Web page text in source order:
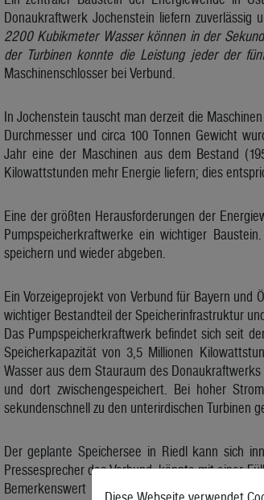
Donaukraftwerk Jochenstein liefern
2200 Kubikmeter Wasser können in der
der Turbinen konnte die Leistung jeder der
Maschinenschlosser bei Verbund.
In Jochenstein tauscht man derzeit die
Durchmesser und circa 100 Tonnen Gewicht
Jahr eine der Maschinen aus dem Bestand
Kilowattstunden mehr Energie liefern; dies
Eine der größten Herausforderungen der
Pumpspeicherkraftwerke ein wichtiger
speichern und wieder abgeben.
Ein Vorzeigeprojekt von Verbund für Bayern und
wichtiger Bestandteil der Speicherinfrastruktur
Das Pumpspeicherkraftwerk befindet sich seit
Speicherkapazität von 3,5 Millionen
Wasser aus dem Stauraum des
und dort zwischengespeichert. Bei hoher
sekundenschnell zu den unterirdischen Turbinen
Der geplante Speichersee in Riedl kann sich
Pressesprecher des Verbund, könnte mit einer
Bemerkenswert an solch neuen